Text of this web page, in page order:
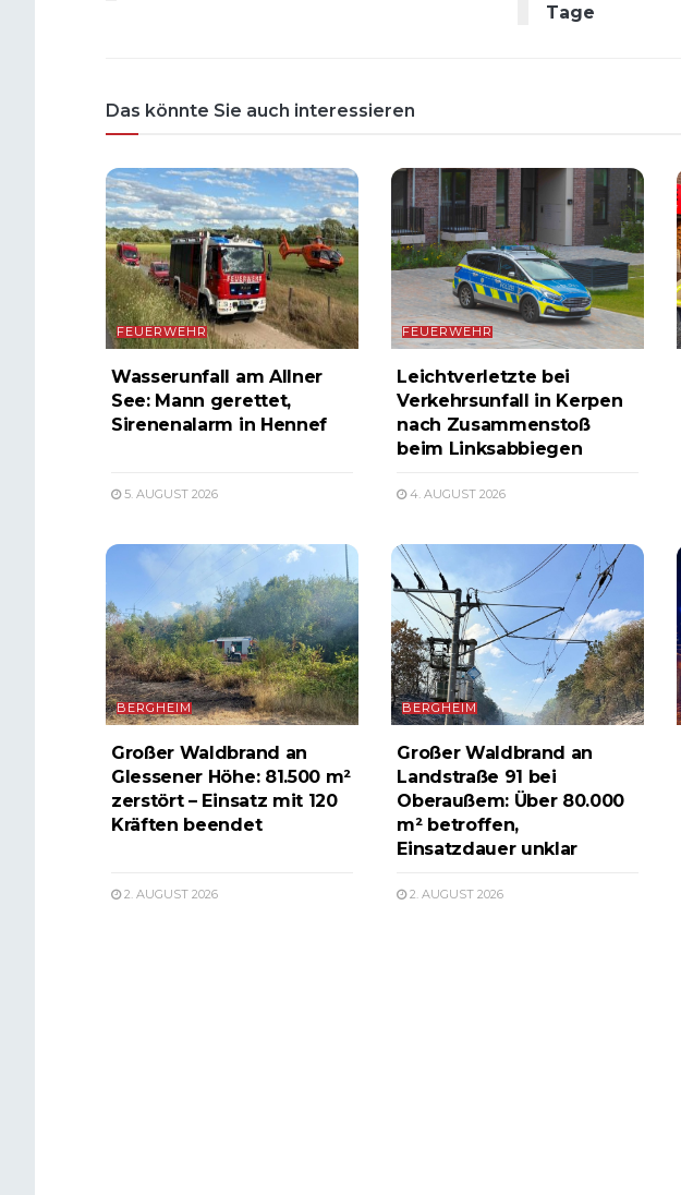
Tage
Das könnte Sie auch interessieren
FEUERWEHR
Wasserunfall am Allner
See: Mann gerettet,
Sirenenalarm in Hennef
5. AUGUST 2026
FEUERWEHR
Leichtverletzte bei
Verkehrsunfall in Kerpen
nach Zusammenstoß
beim Linksabbiegen
4. AUGUST 2026
BERGHEIM
Großer Waldbrand an
Glessener Höhe: 81.500 m²
zerstört – Einsatz mit 120
Kräften beendet
2. AUGUST 2026
BERGHEIM
Großer Waldbrand an
Landstraße 91 bei
Oberaußem: Über 80.000
m² betroffen,
Einsatzdauer unklar
2. AUGUST 2026